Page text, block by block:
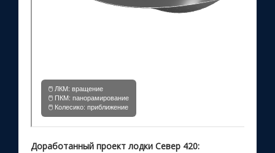
Доработанный проект лодки Север 420: